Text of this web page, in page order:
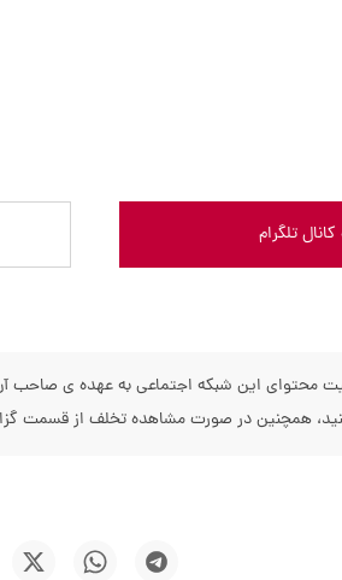
تلگرام
محتوای این شبکه اجتماعی به عهده ی صاحب آن
همچنین در صورت مشاهده تخلف از قسمت